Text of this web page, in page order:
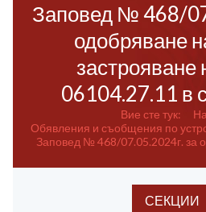
Заповед № 468/
одобряване
06104.27.11 в
Вие сте тук:
Обявления и съобщения по
Заповед № 468/07.05.2024г. за
СЕКЦИИ